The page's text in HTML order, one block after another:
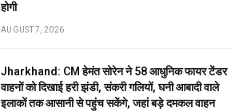
होगी
AUGUST 7, 2026
Jharkhand: CM हेमंत सोरेन ने 58 आधुनिक फायर टेंडर
वाहनों को दिखाई हरी झंडी, संकरी गलियों, घनी आबादी वाले
इलाकों तक आसानी से पहुंच सकेंगे, जहां बड़े दमकल वाहन